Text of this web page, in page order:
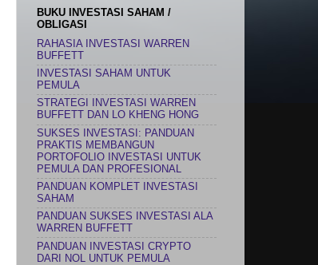
BUKU INVESTASI SAHAM /
OBLIGASI
RAHASIA INVESTASI WARREN
BUFFETT
INVESTASI SAHAM UNTUK
PEMULA
STRATEGI INVESTASI WARREN
BUFFETT DAN LO KHENG HONG
SUKSES INVESTASI: PANDUAN
PRAKTIS MEMBANGUN
PORTOFOLIO INVESTASI UNTUK
PEMULA DAN PROFESIONAL
PANDUAN KOMPLET INVESTASI
SAHAM
PANDUAN SUKSES INVESTASI ALA
WARREN BUFFETT
PANDUAN INVESTASI CRYPTO
DARI NOL UNTUK PEMULA